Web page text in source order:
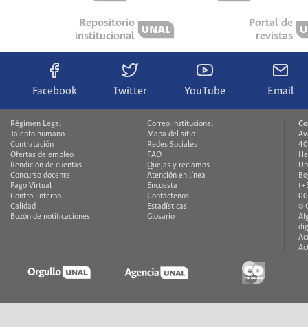
Repositorio
institucional
Portal de
revistas
Facebook Twitter YouTube Email
Régimen Legal
Talento humano
Contratación
Ofertas de empleo
Rendición de cuentas
Concurso docente
Pago Virtual
Control interno
Calidad
Buzón de notificaciones
Correo institucional
Mapa del sitio
Redes Sociales
FAQ
Quejas y reclamos
Atención en línea
Encuesta
Contáctenos
Estadísticas
Glosario
©